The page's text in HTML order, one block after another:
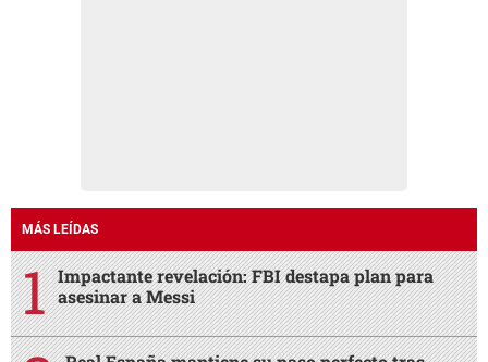
MÁS LEÍDAS
Impactante revelación: FBI destapa plan para
asesinar a Messi